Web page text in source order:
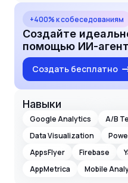
+400% к собеседованиям
Создайте
помощью ИИ-
Создать бесплатно
Навыки
Google Analytics A/B
Data Visualization
AppsFlyer
Firebase
AppMetrica
Mobile